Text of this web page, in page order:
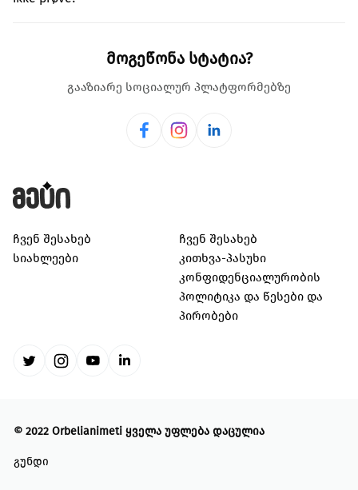
მოგეწონა სტატია?
გააზიარე სოციალურ პლატფორმებზე
ჩვენ შესახებ
სიახლეები
ჩვენ შესახებ
კითხვა-პასუხი
კონფიდენციალურობის
პოლიტიკა და წესები და
პირობები
© 2022 Orbelianimeti ყველა უფლება დაცულია
გუნდი